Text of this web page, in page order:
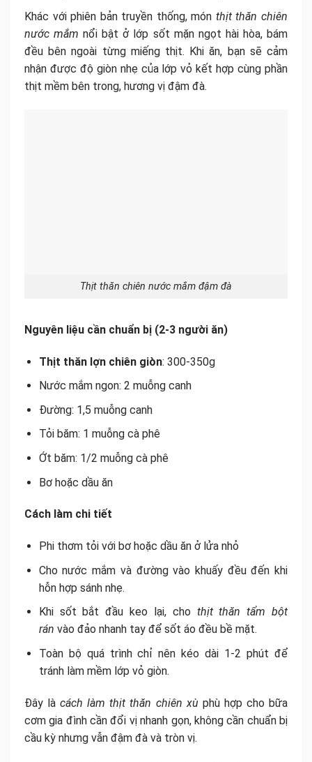
Khác với phiên bản truyền thống, món thịt thăn chiên
nước mắm nổi bật ở lớp sốt mặn ngọt hài hòa, bám
đều bên ngoài từng miếng thịt. Khi ăn, bạn sẽ cảm
nhận được độ giòn nhẹ của lớp vỏ kết hợp cùng phần
thịt mềm bên trong, hương vị đậm đà.
Thịt thăn chiên nước mắm đậm đà
Nguyên liệu cần chuẩn bị (2-3 người ăn)
Thịt thăn lợn chiên giòn: 300-350g
Nước mắm ngon: 2 muỗng canh
Đường: 1,5 muỗng canh
Tỏi băm: 1 muỗng cà phê
Ớt băm: 1/2 muỗng cà phê
Bơ hoặc dầu ăn
Cách làm chi tiết
Phi thơm tỏi với bơ hoặc dầu ăn ở lửa nhỏ
Cho nước mắm và đường vào khuấy đều đến khi
hỗn hợp sánh nhẹ.
Khi sốt bắt đầu keo lại, cho thịt thăn tẩm bột
rán vào đảo nhanh tay để sốt áo đều bề mặt.
Toàn bộ quá trình chỉ nên kéo dài 1-2 phút để
tránh làm mềm lớp vỏ giòn.
Đây làcách làm thịt thăn chiên xù phù hợp cho bữa
cơm gia đình cần đổi vị nhanh gọn, không cần chuẩn bị
cầu kỳ nhưng vẫn đậm đà và tròn vị.